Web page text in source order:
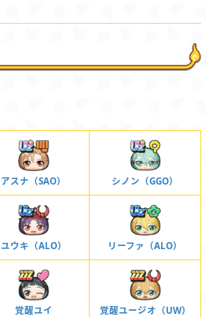
アスナ（SAO） シノン（GGO）
ユウキ（ALO） リーファ（ALO）
覚醒ユイ 覚醒ユージオ（UW）